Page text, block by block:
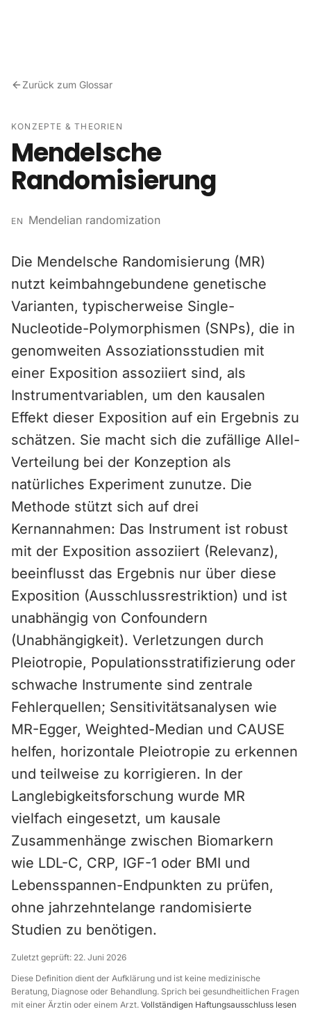
Zurück zum Glossar
KONZEPTE & THEORIEN
Mendelsche
Randomisierung
EN Mendelian randomization
Die Mendelsche Randomisierung (MR)
nutzt keimbahngebundene genetische
Varianten, typischerweise Single-
Nucleotide-Polymorphismen (SNPs), die in
genomweiten Assoziationsstudien mit
einer Exposition assoziiert sind, als
Instrumentvariablen, um den kausalen
Effekt dieser Exposition auf ein Ergebnis zu
schätzen. Sie macht sich die zufällige Allel-
Verteilung bei der Konzeption als
natürliches Experiment zunutze. Die
Methode stützt sich auf drei
Kernannahmen: Das Instrument ist robust
mit der Exposition assoziiert (Relevanz),
beeinflusst das Ergebnis nur über diese
Exposition (Ausschlussrestriktion) und ist
unabhängig von Confoundern
(Unabhängigkeit). Verletzungen durch
Pleiotropie, Populationsstratifizierung oder
schwache Instrumente sind zentrale
Fehlerquellen; Sensitivitätsanalysen wie
MR-Egger, Weighted-Median und CAUSE
helfen, horizontale Pleiotropie zu erkennen
und teilweise zu korrigieren. In der
Langlebigkeitsforschung wurde MR
vielfach eingesetzt, um kausale
Zusammenhänge zwischen Biomarkern
wie LDL-C, CRP, IGF-1 oder BMI und
Lebensspannen-Endpunkten zu prüfen,
ohne jahrzehntelange randomisierte
Studien zu benötigen.
Zuletzt geprüft: 22. Juni 2026
Diese Definition dient der Aufklärung und ist keine medizinische
Beratung, Diagnose oder Behandlung. Sprich bei gesundheitlichen Fragen
mit einer Ärztin oder einem Arzt. Vollständigen Haftungsausschluss lesen